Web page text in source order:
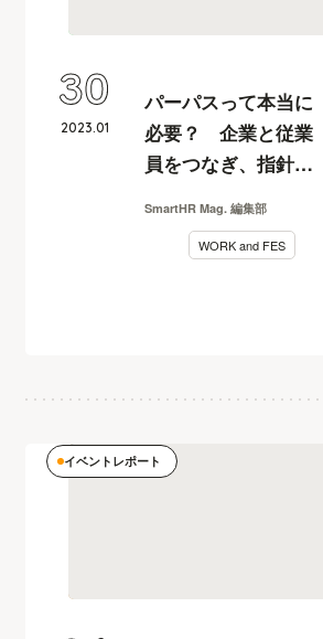
パーパスって本当に
必要？ 企業と従業
員をつなぎ、指針と
【WORKandFES2022
SmartHR Mag. 編集部
WORK and FES
2023.01
30
イベントレポート